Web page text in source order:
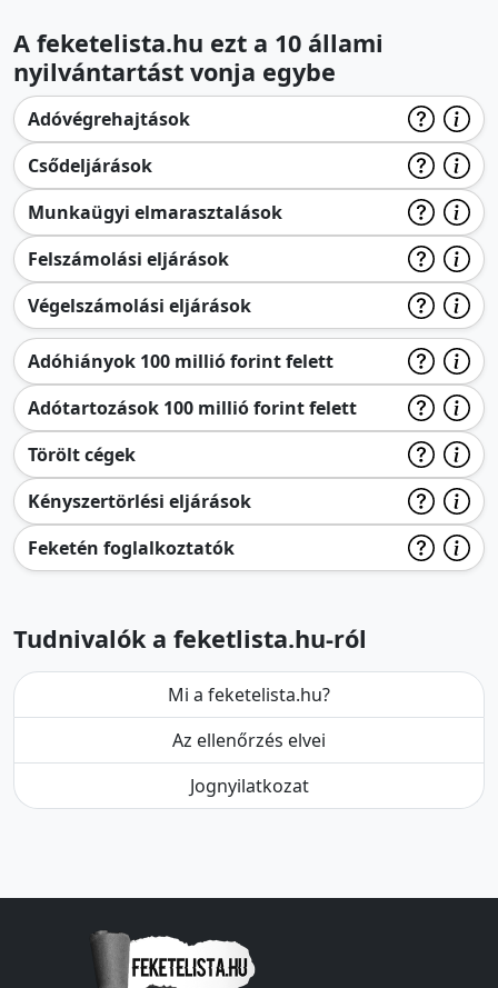
A feketelista.hu ezt a 10 állami
nyilvántartást vonja egybe
Adóvégrehajtások
Csődeljárások
Munkaügyi elmarasztalások
Felszámolási eljárások
Végelszámolási eljárások
Adóhiányok 100 millió forint felett
Adótartozások 100 millió forint felett
Törölt cégek
Kényszertörlési eljárások
Feketén foglalkoztatók
Tudnivalók a feketlista.hu-ról
Mi a feketelista.hu?
Az ellenőrzés elvei
Jognyilatkozat